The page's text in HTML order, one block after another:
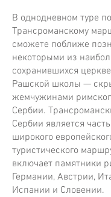
В однодневном туре по
Трансроманскому
сможете поближе
некоторыми из
сохранившихся
Рашской школы —
жемчужинами
Сербии.
Сербии является
широкого
туристического
включает памятники
Германии, Австрии,
Испании и Словении.